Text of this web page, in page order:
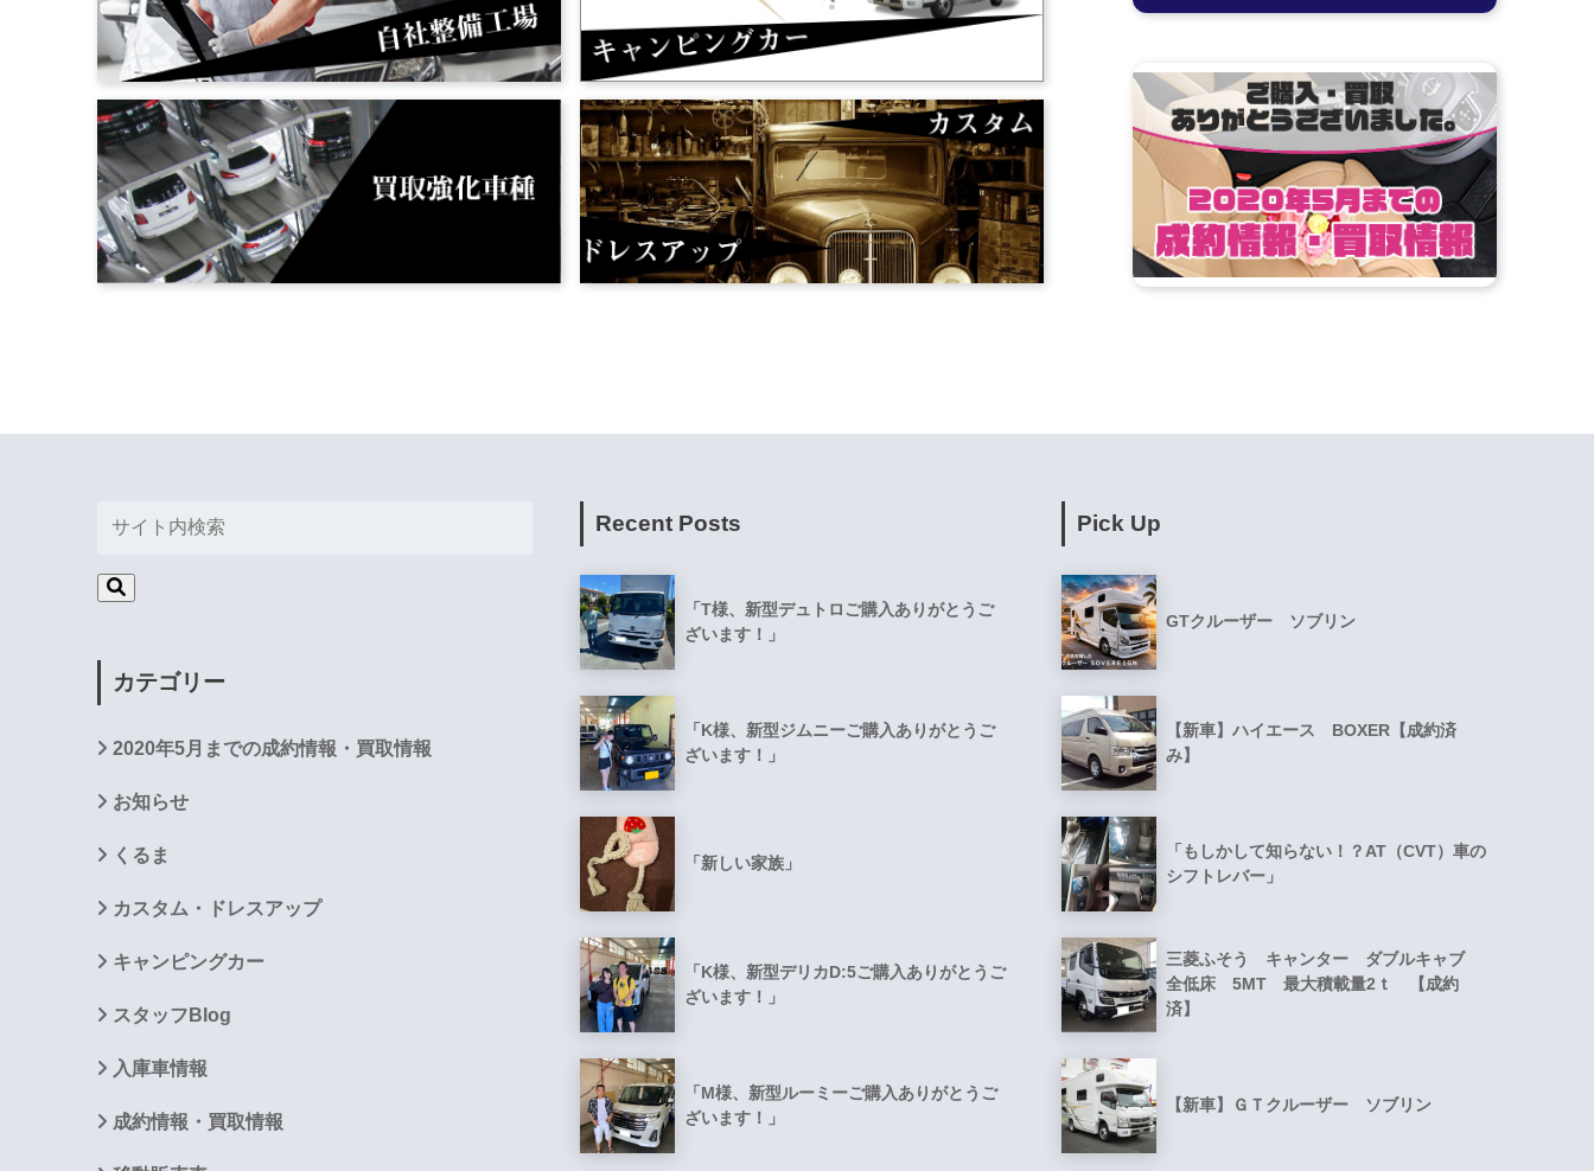
カテゴリー
2020年5月までの成約情報・買取情報
お知らせ
くるま
カスタム・ドレスアップ
キャンピングカー
スタッフBlog
入庫車情報
成約情報・買取情報
Recent Posts
「T様、新型デュトロご購入ありがとうご
ざいます！」
「K様、新型ジムニーご購入ありがとうご
ざいます！」
「新しい家族」
「K様、新型デリカD:5ご購入ありがとうご
ざいます！」
「M様、新型ルーミーご購入ありがとうご
ざいます！」
Pick Up
GTクルーザー ソブリン
【新車】ハイエース BOXER【成約済
み】
「もしかして知らない！？AT（CVT）車の
シフトレバー」
三菱ふそう キャンター ダブルキャブ
全低床 5MT 最大積載量2ｔ 【成約
済】
【新車】ＧＴクルーザー ソブリン